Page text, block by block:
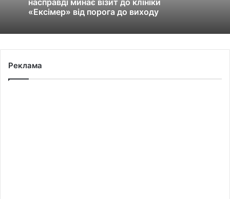
насправді минає візит до клініки
«Ексімер» від порога до виходу
Реклама